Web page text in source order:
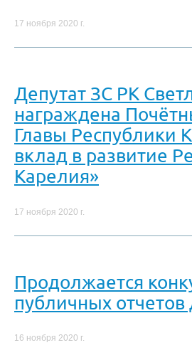
17 ноября 2020 г.
Депутат ЗС РК
награждена
Главы Республики
вклад в развитие
Карелия»
17 ноября 2020 г.
Продолжается
публичных
16 ноября 2020 г.